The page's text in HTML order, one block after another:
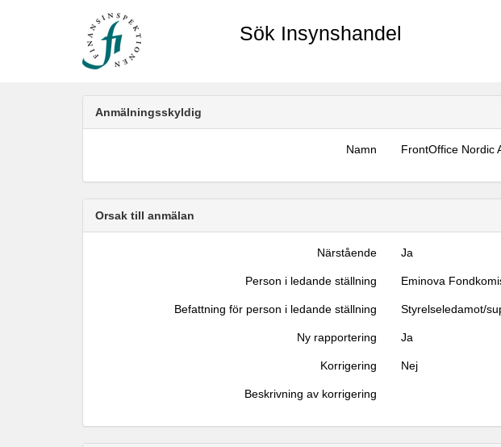
Sök Insynshandel
Anmälningsskyldig
Namn FrontOffice Nordic
Orsak till anmälan
Närstående Ja
Person i ledande ställning Eminova
Befattning för person i ledande ställning Styrelseledamot/
Ny rapportering Ja
Korrigering Nej
Beskrivning av korrigering